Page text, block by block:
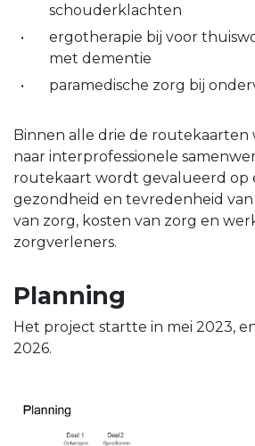
schouderklachten
ergotherapie bij voor
met dementie
paramedische zorg bij
Binnen alle drie de routekaarten
naar interprofessionele
routekaart wordt gevalueerd op
gezondheid en tevredenheid
van zorg, kosten van zorg en
zorgverleners.
Planning
Het project startte in mei 2023,
2026.